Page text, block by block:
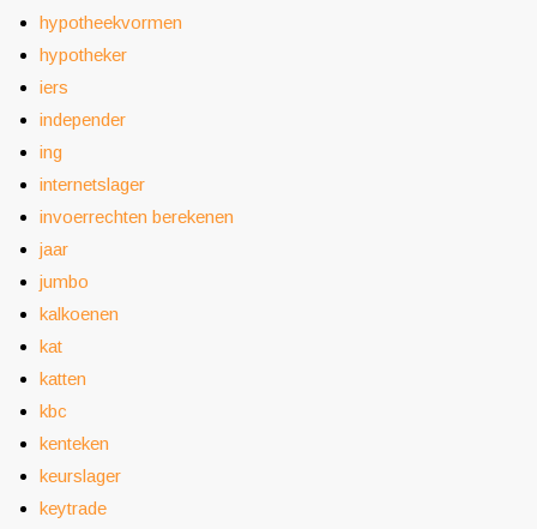
hypotheekvormen
hypotheker
iers
independer
ing
internetslager
invoerrechten berekenen
jaar
jumbo
kalkoenen
kat
katten
kbc
kenteken
keurslager
keytrade